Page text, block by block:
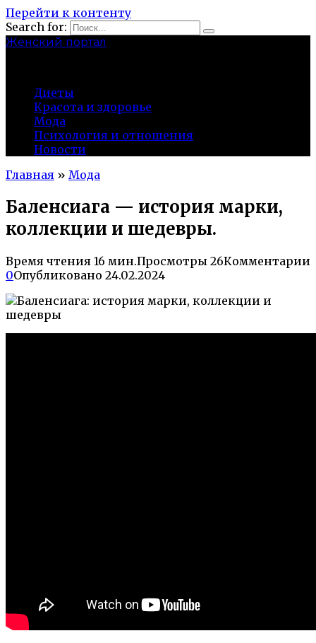
Перейти к контенту
Search for:
Женский портал
Диеты
Красота и здоровье
Мода
Психология и отношения
Новости
Главная » Мода
Баленсиага — история марки,
коллекции и шедевры.
Время чтения 16 мин.Просмотры 26Комментарии
0Опубликовано 24.02.2024